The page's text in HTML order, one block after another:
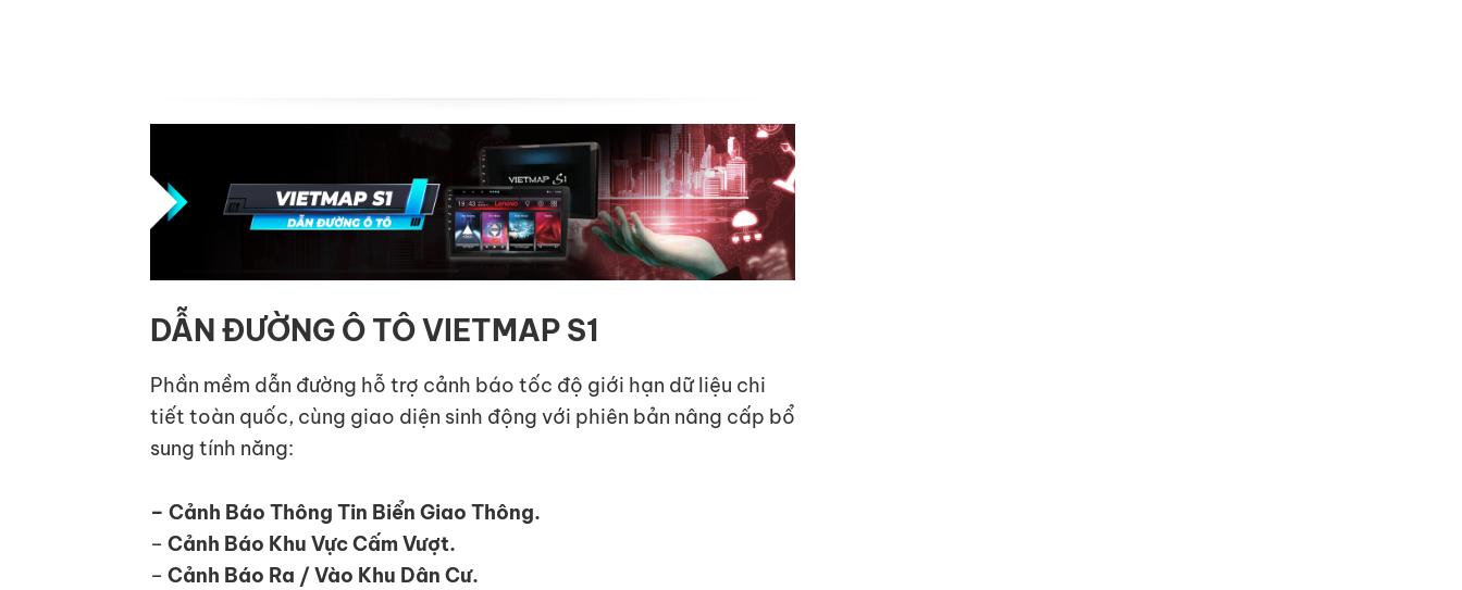
DẪN ĐƯỜNG Ô TÔ VIETMAP S1
Phần mềm dẫn đường hỗ trợ cảnh báo tốc độ giới hạn dữ liệu chi
tiết toàn quốc, cùng giao diện sinh động với phiên bản nâng cấp bổ
sung tính năng:
– Cảnh Báo Thông Tin Biển Giao Thông.
– Cảnh Báo Khu Vực Cấm Vượt.
– Cảnh Báo Ra / Vào Khu Dân Cư.